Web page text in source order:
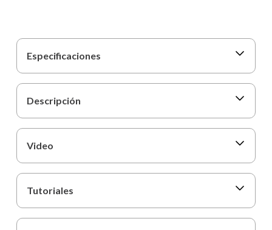
Especificaciones
Descripción
Video
Tutoriales